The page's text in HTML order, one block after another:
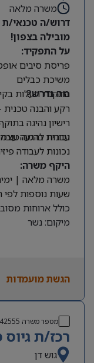
מיקום: קדימה צורן
משרה מלאה
דרוש/ה טכנאי/
מובילה בצפון!
על התפקיד:
פריסת סיבים
משיכת כבלים
התקנת תעלות
מה נדרש?
רקע והבנה טכנית
רישיון נהיגה
עברית ברמה טובה
נכונות להגעה
נכונות לעבודה
היקף משרה:
משרה מלאה | ימים א’-ה’|
שעות נוספות לפי
כולל ארוחות
מיקום: נשר
הגשת מועמדות
מספר משרה
רכז/ת
גוש דן